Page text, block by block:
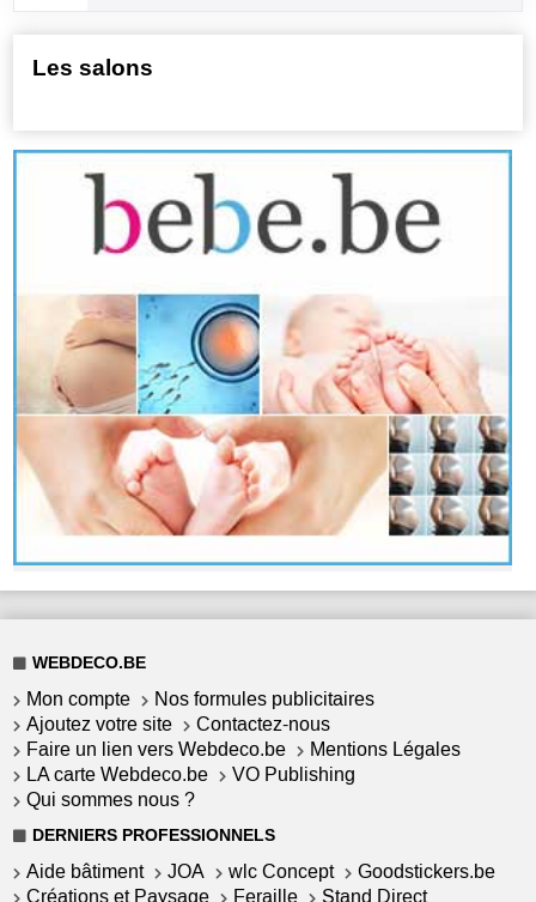
Les salons
WEBDECO.BE
Mon compte
Nos formules publicitaires
Ajoutez votre site
Contactez-nous
Faire un lien vers Webdeco.be
Mentions Légales
LA carte Webdeco.be
VO Publishing
Qui sommes nous ?
DERNIERS PROFESSIONNELS
Aide bâtiment JOA wlc Concept
Goodstickers.be
Créations et Paysage
Feraille Stand Direct